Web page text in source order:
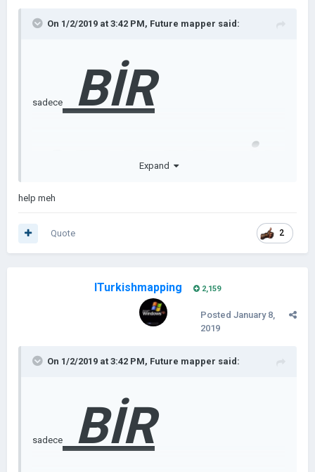
On 1/2/2019 at 3:42 PM, Future mapper said:
sadece
BİR
ŞEYLER
İ
ŞEYLERD
EĞİL SENİ
Expand
help meh
2
Quote
ITurkishmapping 2,159
Posted January 8,
2019
On 1/2/2019 at 3:42 PM, Future mapper said:
sadece
BİR